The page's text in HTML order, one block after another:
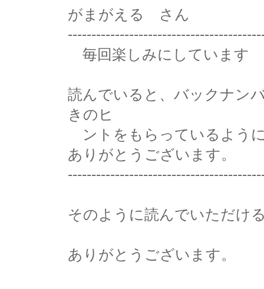
がまがえる さん
毎回楽しみにしています
読んでいると、バックナン
きのヒ
ントをもらっているよう
ありがとうございます。
そのように読んでいただけ
ありがとうございます。